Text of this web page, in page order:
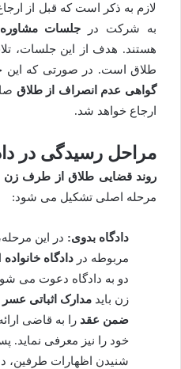
لازم به ذکر است که قبل از
به شرکت در جلسات مشاوره
هستند. هدف از این جلسات،
طلاق است. در صورتی که این
گواهی عدم انصراف از طلاق
ارجاع خواهد شد.
مراحل رسیدگی در
روند قضایی طلاق از طرف زن
مرحله اصلی تشکیل می شود:
دادگاه بدوی: در این
مربوطه در دادگاه خانواده
دو به دادگاه دعوت می
زن باید مدارک اثباتی
ضمن عقد را به قاضی
خود را نیز معرفی
شنیدن اظهارات طرفین،